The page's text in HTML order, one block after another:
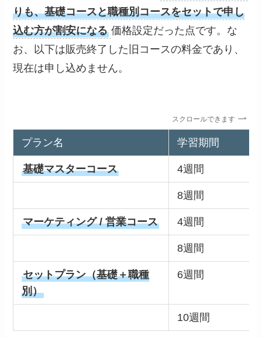
りも、基礎コースと職種別コースをセットで申し
込む方が割安になる 価格設定だった点です。な
お、以下は販売終了した旧コースの料金であり、
現在は申し込めません。
スクロールできます
プラン名 学習期間
基礎マスターコース 4週間
8週間
マーケティング / 営業コース 4週間
8週間
セットプラン（基礎＋職種
別）
6週間
10週間